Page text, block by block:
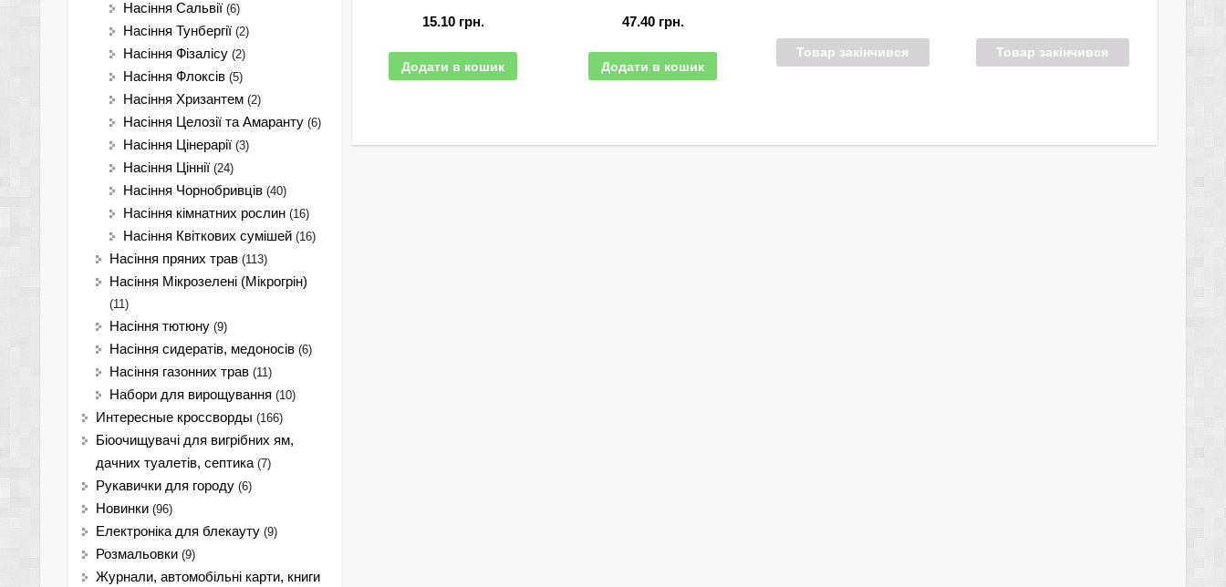
15.10 грн.
Додати в кошик
47.40 грн.
Додати в кошик
Товар закінчився Товар закінчився
Насіння Сальвії (6)
Насіння Тунбергії (2)
Насіння Фізалісу (2)
Насіння Флоксів (5)
Насіння Хризантем (2)
Насіння Целозії та Амаранту (6)
Насіння Цінерарії (3)
Насіння Ціннії (24)
Насіння Чорнобривців (40)
Насіння кімнатних рослин (16)
Насіння Квіткових сумішей (16)
Насіння пряних трав (113)
Насіння Мікрозелені (Мікрогрін)
(11)
Насіння тютюну (9)
Насіння сидератів, медоносів (6)
Насіння газонних трав (11)
Набори для вирощування (10)
Интересные кроссворды (166)
Біоочищувачі для вигрібних ям,
дачних туалетів, септика (7)
Рукавички для городу (6)
Новинки (96)
Електроніка для блекауту (9)
Розмальовки (9)
Журнали, автомобільні карти, книги